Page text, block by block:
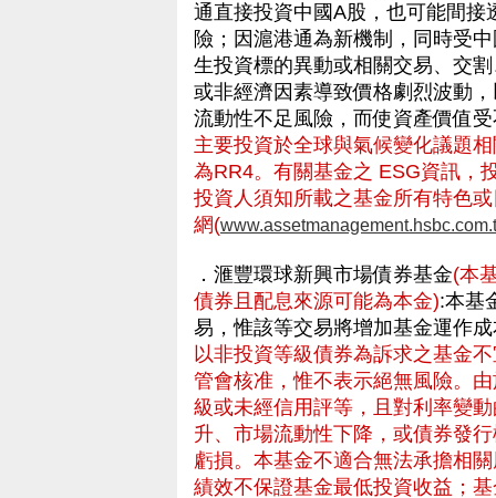
通直接投資中國A股，也可能間
險；因滬港通為新機制，同時受
生投資標的異動或相關交易、交
或非經濟因素導致價格劇烈波動
流動性不足風險，而使資產價值
主要投資於全球與氣候變化議題
為RR4。有關基金之 ESG資訊，
投資人須知所載之基金所有特色
網(
．滙豐環球新興市場債券基金(本
債券且配息來源可能為本金):本基
易，惟該等交易將增加基金運作
以非投資等級債券為訴求之基金
管會核准，惟不表示絕無風險。
級或未經信用評等，且對利率變
升、市場流動性下降，或債券發
虧損。本基金不適合無法承擔相
績效不保證基金最低投資收益；